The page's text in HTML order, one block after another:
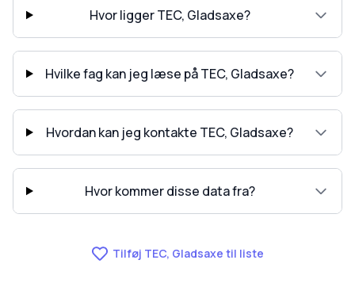
Hvor ligger TEC, Gladsaxe?
Hvilke fag kan jeg læse på TEC, Gladsaxe?
Hvordan kan jeg kontakte TEC, Gladsaxe?
Hvor kommer disse data fra?
Tilføj TEC, Gladsaxe til liste